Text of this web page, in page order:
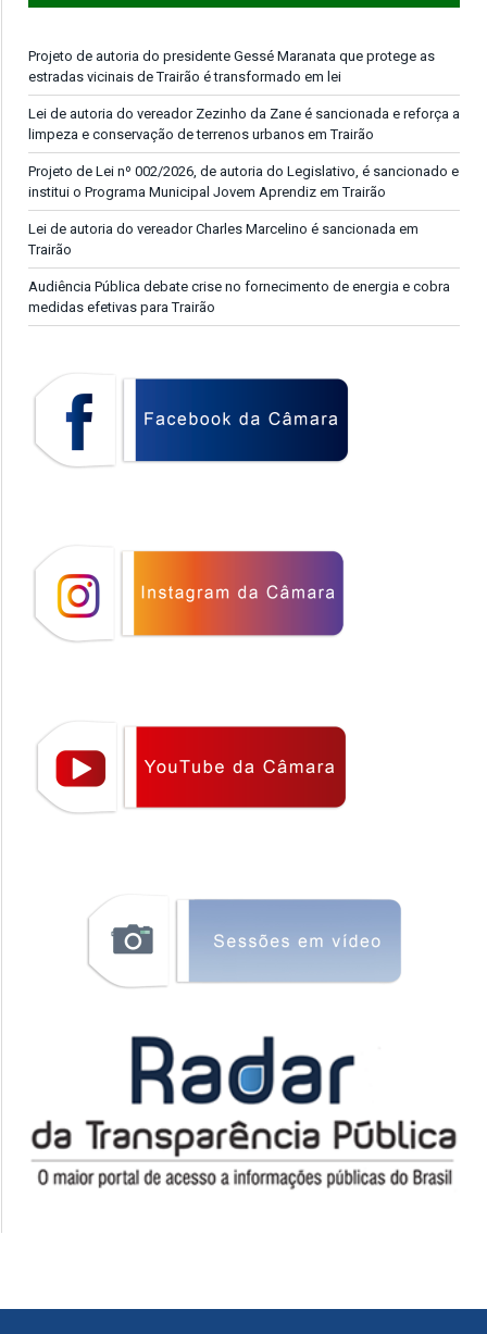
Projeto de autoria do presidente Gessé Maranata que protege as
estradas vicinais de Trairão é transformado em lei
Lei de autoria do vereador Zezinho da Zane é sancionada e reforça a
limpeza e conservação de terrenos urbanos em Trairão
Projeto de Lei nº 002/2026, de autoria do Legislativo, é sancionado e
institui o Programa Municipal Jovem Aprendiz em Trairão
Lei de autoria do vereador Charles Marcelino é sancionada em
Trairão
Audiência Pública debate crise no fornecimento de energia e cobra
medidas efetivas para Trairão